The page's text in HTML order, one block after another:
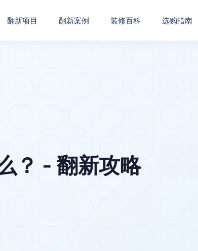
翻新项目 翻新案例 装修百科 选购指南
？ - 翻新攻略